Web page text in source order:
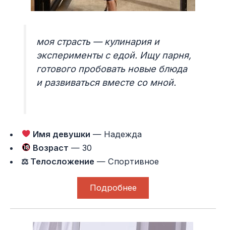
моя страсть — кулинария и
эксперименты с едой. Ищу парня,
готового пробовать новые блюда
и развиваться вместе со мной.
Имя девушки — Надежда
Возраст — 30
⚖ Телосложение — Спортивное
Подробнее